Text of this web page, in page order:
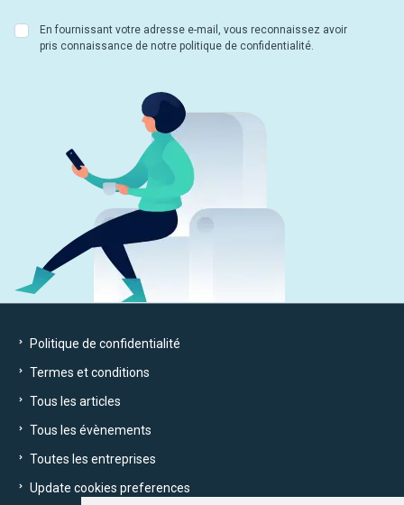
En fournissant votre adresse e-mail, vous reconnaissez avoir
pris connaissance de notre politique de confidentialité.
Politique de confidentialité
Termes et conditions
Tous les articles
Tous les évènements
Toutes les entreprises
Update cookies preferences